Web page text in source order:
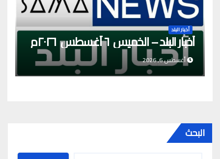
أخبار البلد
أخبار البلد – الخميس ٦ أغسطس ٢٠٢٦م
أغسطس 6, 2026
البحث